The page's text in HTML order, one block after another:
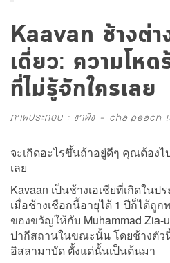
Kaavan ช้างต่
เดี่ยว: ความโห
ที่ไม่รู้จักใครเลย
ภาพประกอบ : ชาพีช - cha.peach
จะเกิดอะไรขึ้นถ้าอยู่ดีๆ คุณต้อง
เลย
Kavaan เป็นช้างเอเชียที่เกิดในป
เมื่อช้างเชือกนี้อายุได้ 1 ปีก็ได้ถู
ของขวัญให้กับ Muhammad Zia-
ปากีสถานในขณะนั้น โดยช้างตัว
อิสลามาบัด ตั้งแต่นั้นเป็นต้นมา